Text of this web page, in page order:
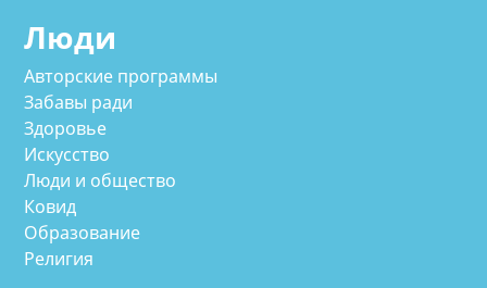
Люди
Авторские программы
Забавы ради
Здоровье
Искусство
Люди и общество
Ковид
Образование
Религия